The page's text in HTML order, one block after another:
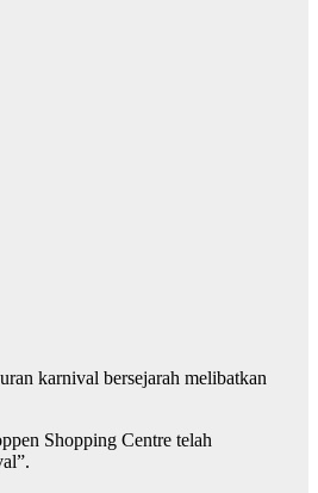
karnival bersejarah melibatkan
Shopping Centre telah